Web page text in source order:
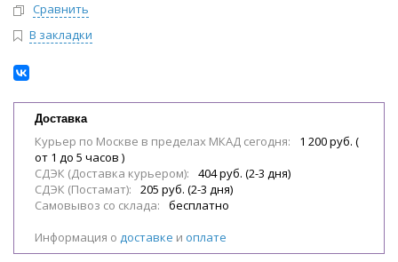
Сравнить
В закладки
Доставка
Курьер по Москве в пределах МКАД сегодня:
1 200 руб. (
от 1 до 5 часов )
СДЭК (Доставка курьером):
404 руб. (2-3 дня)
СДЭК (Постамат):
205 руб. (2-3 дня)
Самовывоз со склада:
бесплатно
Информация о доставке и оплате